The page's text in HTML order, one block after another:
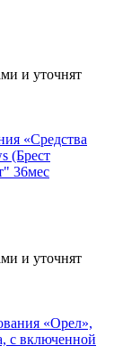
и уточнят
«Средства
(Брест
36мес
и уточнят
«Орел»,
с включенной